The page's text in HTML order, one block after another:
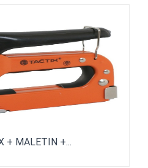
+ MALETIN +...